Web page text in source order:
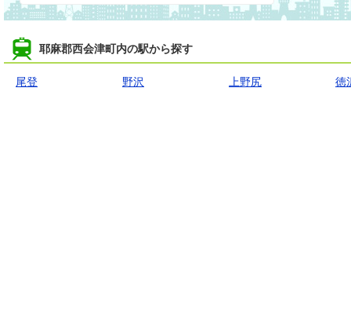
耶麻郡西会津町内の駅から探す
尾登 野沢 上野尻 徳